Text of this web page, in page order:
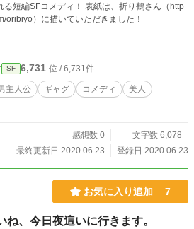
メディ！ 表紙は、折り鶴さん（http
oribiyo）に描いていただきました！
SF 6,731 位 / 6,731件
主人公 ギャグ コメディ
美人
感想数 0
文字数 6,078
最終更新日 2020.06.23
登録日 2020.06.23
お気に入り追加 7
、今日夜這いに行きます。